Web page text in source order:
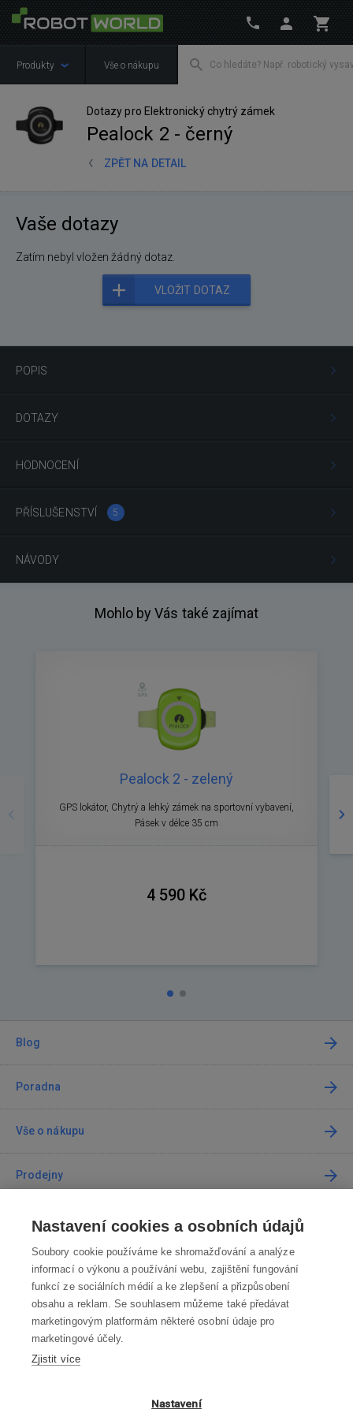
Produkty Vše o nákupu
Dotazy pro Elektronický chytrý zámek
Pealock 2 - černý
ZPĚT NA DETAIL
POPIS
DOTAZY
HODNOCENÍ
PŘÍSLUŠENSTVÍ 5
NÁVODY
Vaše dotazy
Zatím nebyl vložen žádný dotaz.
VLOŽIT DOTAZ
Mohlo by Vás také zajímat
Pealock 2 - zelený
GPS lokátor, Chytrý a lehký zámek na sportovní vybavení,
Pásek v délce 35 cm
4 590 Kč
Blog
Poradna
Vše o nákupu
Prodejny
Kontakt
Kontaktujte nás
info@robotworld.cz
220 770 770 Po-Pá 8:00—16:00
VŠECHNY KONTAKTY
Nastavení cookies a osobních údajů
Soubory cookie používáme ke shromažďování a analýze
informací o výkonu a používání webu, zajištění fungování
funkcí ze sociálních médií a ke zlepšení a přizpůsobení
obsahu a reklam. Se souhlasem můžeme také předávat
marketingovým platformám některé osobní údaje pro
marketingové účely.
Zjistit více
Nastavení